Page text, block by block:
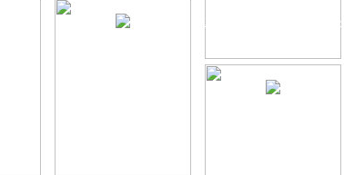
Heißluftöfen & Kombidämpfer